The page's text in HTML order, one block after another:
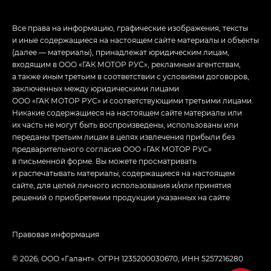
Все права на информацию, графические изображения, тексты
и иные содержащиеся на настоящем сайте материалы и объекты
(далее — материалы), принадлежат юридическим лицам,
входящим в ООО «ГАК МОТОР РУС», рекламным агентствам,
а также иным третьим в соответствии с условиями договоров,
заключенных между юридическими лицами
ООО «ГАК МОТОР РУС» и соответствующими третьими лицами.
Никакие содержащиеся на настоящем сайте материалы или
их часть не могут быть воспроизведены, использованы или
переданы третьим лицам в целях извлечения прибыли без
предварительного согласия ООО «ГАК МОТОР РУС»
в письменной форме. Вы можете просматривать
и распечатывать материалы, содержащиеся на настоящем
сайте, для целей личного использования и/или принятия
решений о приобретении продукции указанных на сайте.
© 2026, ООО «Галант». ОГРН 1235200030670, ИНН 5257216280
Правовая информация